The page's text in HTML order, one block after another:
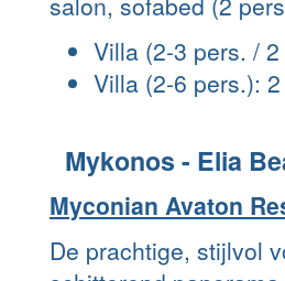
Villa (2-3 pers. /
Villa (2-6 pers.):
Mykonos - Elia
Myconian Avaton
De prachtige, stijlvol